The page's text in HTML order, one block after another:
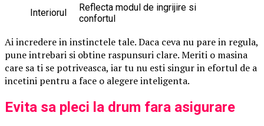
Interiorul
Reflecta modul de ingrijire si
confortul
Ai incredere in instinctele tale. Daca ceva nu pare in regula,
pune intrebari si obtine raspunsuri clare. Meriti o masina
care sa ti se potriveasca, iar tu nu esti singur in efortul de a
incetini pentru a face o alegere inteligenta.
Evita sa pleci la drum fara asigurare